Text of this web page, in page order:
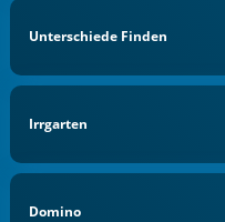
Unterschiede Finden
Irrgarten
Domino